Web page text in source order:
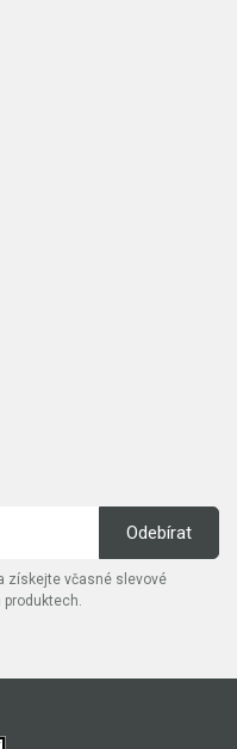
získejte včasné slevové